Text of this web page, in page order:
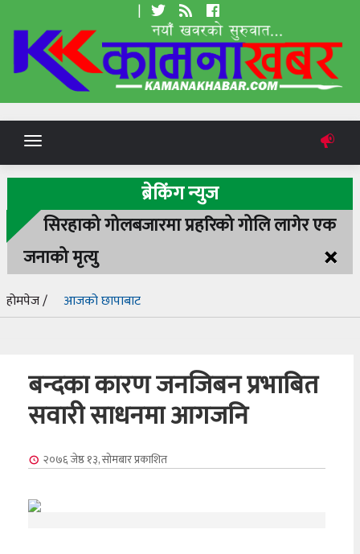
|
Toggle
navigation
ब्रेकिंग न्युज
सिरहाको गोलबजारमा प्रहरिको गोलि लागेर एक
जनाको मृत्यु
×
होमपेज / आजको छापाबाट
बन्दका कारण जनजिबन प्रभाबित
सवारी साधनमा आगजनि
२०७६ जेष्ठ १३, सोमबारप्रकाशित